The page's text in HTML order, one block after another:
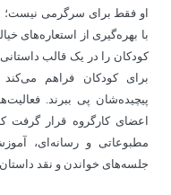
او فقط برای سرگرمی نیست؛
با بهره‌گیری از استعاره‌های
کودکان را در یک قالب
برای کودکان فراهم
پیچیده‌شان پی ببرند.
اعضای کارگروه قرار گرفت
مطبوعاتی و رسانه‌ای،
جلسه‌های خواندن و نقد